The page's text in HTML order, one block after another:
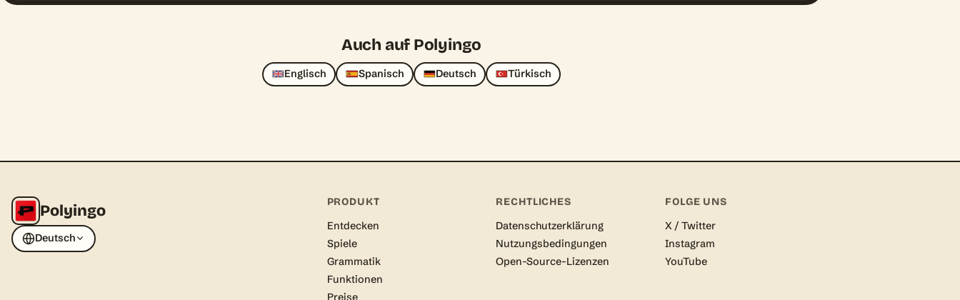
Auch auf Polyingo
Englisch Spanisch Deutsch Türkisch
Polyingo
Deutsch
PRODUKT
Entdecken
Spiele
Grammatik
Funktionen
Preise
RECHTLICHES
Datenschutzerklärung
Nutzungsbedingungen
Open-Source-Lizenzen
FOLGE UNS
X / Twitter
Instagram
YouTube